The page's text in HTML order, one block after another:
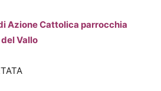
Azione Cattolica parrocchia
Vallo